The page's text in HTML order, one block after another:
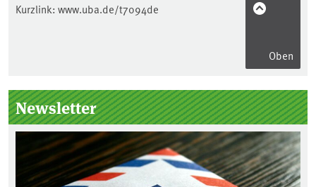
Kurzlink: www.uba.de/t7094de
Oben
Seitenleiste
Newsletter